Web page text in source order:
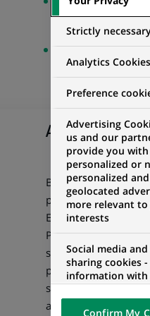
Consulter les
A propos de
BNP Paribas est la
plan. Elle est
Europe. Le Groupe
Personal Banking &
spécialisés parmi
pour les solutions
sur les clientèles
accompagne
Strictly
Analytics Cookies
Preference
Advertising
us and our
provide you with
personalized or
personalized and
geolocated
more relevant
interests
Social media
sharing cookies
information with
networks and
visualization on
Confirm My